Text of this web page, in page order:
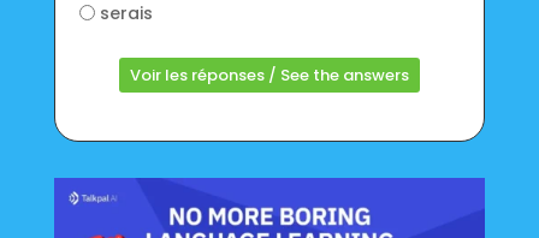
serais
Voir les réponses / See the answers